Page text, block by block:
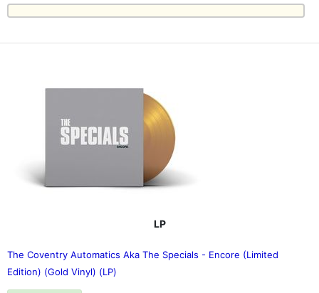
LP
The Coventry Automatics Aka The Specials - Encore (Limited
Edition) (Gold Vinyl) (LP)